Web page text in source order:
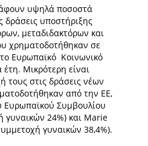
υψηλά ποσοστά
δράσεις υποστήριξης
μεταδιδακτόρων και
χρηματοδοτήθηκαν σε
Ευρωπαϊκό Κοινωνικό
έτη. Μικρότερη είναι
τους στις δράσεις νέων
από την ΕΕ,
Ευρωπαϊκού Συμβουλίου
γυναικών 24%) και Marie
γυναικών 38,4%).